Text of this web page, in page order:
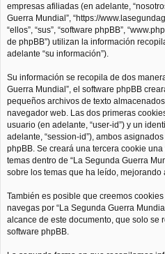
empresas afiliadas (en adelante,
Guerra Mundial”, “https://
“ellos”, “sus”, “software phpBB”,
de phpBB”) utilizan la información
adelante “su información”).
Su información se recopila de dos
Guerra Mundial”, el software phpBB
pequeños archivos de texto
navegador web. Las dos primeras
usuario (en adelante, “user-id”) y un
adelante, “session-id”), ambos
phpBB. Se creará una tercera cookie
temas dentro de “La Segunda Guerra
sobre los temas que ha leído,
También es posible que creemos
navegas por “La Segunda Guerra
alcance de este documento, que solo se
software phpBB.